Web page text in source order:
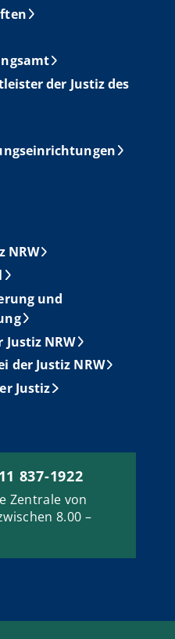
der Justiz des
NRW
und
NRW
der Justiz NRW
Justiz
837-1922
Zentrale von
8.00 –